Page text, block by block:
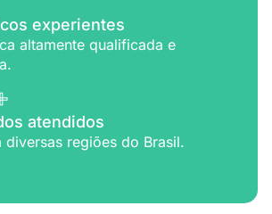
experientes
altamente qualificada e
atendidos
diversas regiões do Brasil.